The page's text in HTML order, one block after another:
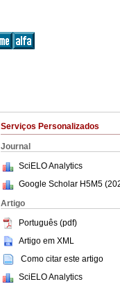
Serviços Personalizados
Journal
SciELO Analytics
Google Scholar H5M5 (
Artigo
Português (pdf)
Artigo em XML
Como citar este artigo
SciELO Analytics